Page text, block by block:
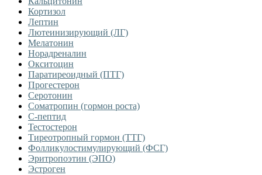
Кортизол
Лептин
Лютеинизирующий (ЛГ)
Мелатонин
Норадреналин
Окситоцин
Паратиреоидный (ПТГ)
Прогестерон
Серотонин
Соматропин (гормон роста)
С-пептид
Тестостерон
Тиреотропный гормон (ТТГ)
Фолликулостимулирующий (ФСГ)
Эритропоэтин (ЭПО)
Эстроген